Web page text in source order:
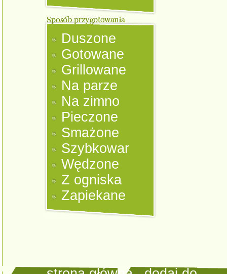
Duszone
Gotowane
Grillowane
Na parze
Na zimno
Pieczone
Smażone
Szybkowar
Wędzone
Z ogniska
Zapiekane